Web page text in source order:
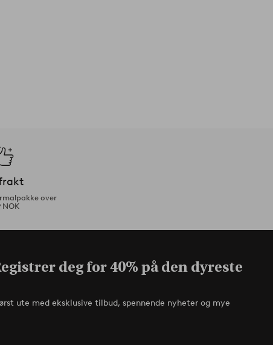
over
NOK
deg for 40% på den dyreste
ute med eksklusive tilbud, spennende nyheter og mye